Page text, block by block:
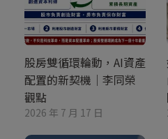
股房雙循環輪動，AI資產
配置的新契機｜李同榮
觀點
2026 年 7 月 17 日